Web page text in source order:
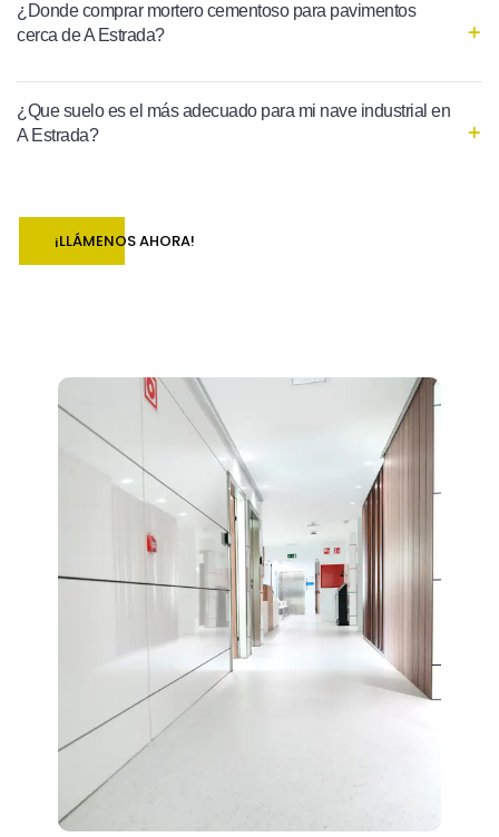
¿Donde comprar mortero cementoso para pavimentos
cerca de A Estrada?
¿Que suelo es el más adecuado para mi nave industrial en
A Estrada?
¡LLÁMENOS AHORA!